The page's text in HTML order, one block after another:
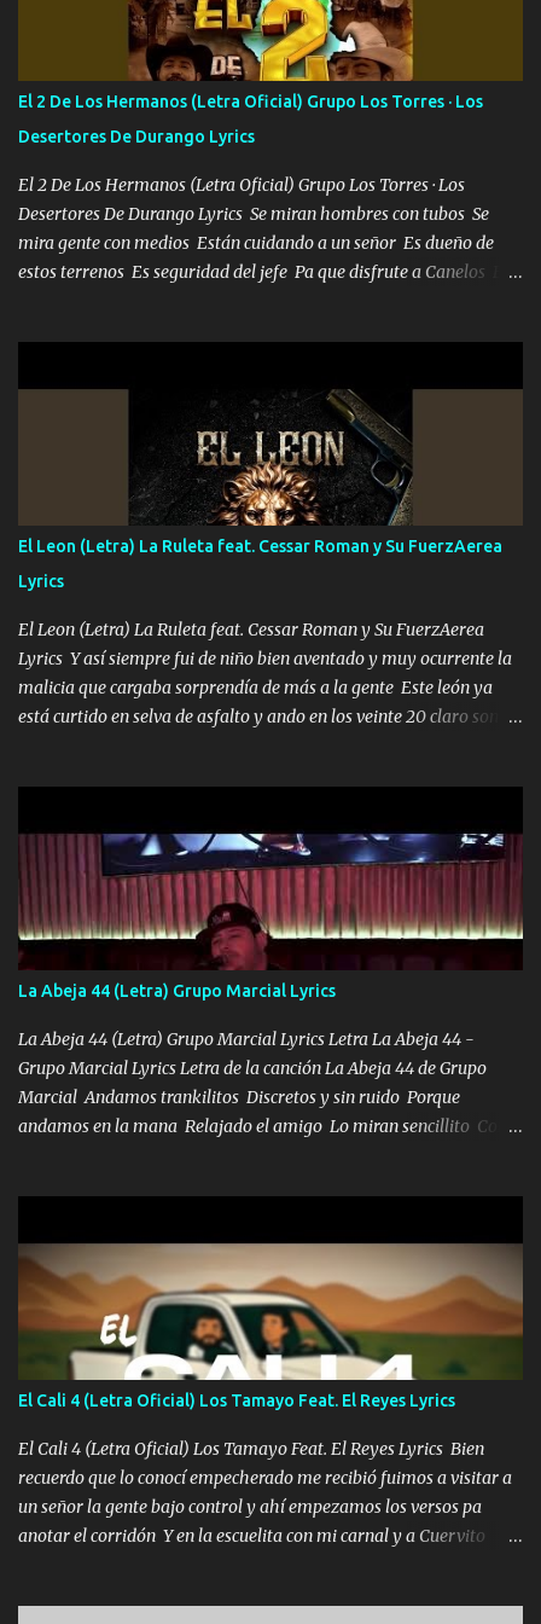
más brilla, lo ves Pa' mi la vida es tan sencilla No lo entenderías en
tu vida, y está bien Porque lo que tengo nadie lo tiene Una me está
escribiendo y la otra me va a llamar Quiere que vaya a verla y que
la invite a cenar Otras más me están pidiendo que las saque a
bailar Pero es que tengo un par de conciertos más que llenar Se
mueven solo por el interés P...
El 2 De Los Hermanos (Letra Oficial) Grupo Los Torres · Los
Desertores De Durango Lyrics
El 2 De Los Hermanos (Letra Oficial) Grupo Los Torres · Los
Desertores De Durango Lyrics Se miran hombres con tubos Se
mira gente con medios Están cuidando a un señor Es dueño de
estos terrenos Es seguridad del jefe Pa que disfrute a Canelos Es
ni tampoco las mujeres porque es platica de grandes por eso hay
que estar alegres doy las instrucciones para atender los deberes
Música Si es que salta algún problema de confianza tengo gente
ahí está el Hombre Cuarenta y también Pariente 7 arreglan
cualquier problema no más es cuestión que ordené NOS HACE
FALTA UN HERMANO DE CLAVE ERA EL 24 SIEMPRE FUE UN
HOMBRE VALIENTE POR ALGO M'URIÓ PELEAND0 SIEMPRE
VIO POR LA FAMILIA PARA QUE SIGA EL LEGADO Es el DOS de
los HERMANOS un cerebro inteligente y com...
El Leon (Letra) La Ruleta feat. Cessar Roman y Su FuerzAerea
Lyrics
El Leon (Letra) La Ruleta feat. Cessar Roman y Su FuerzAerea
Lyrics Y así siempre fui de niño bien aventado y muy ocurrente la
malicia que cargaba sorprendía de más a la gente Este león ya
está curtido en selva de asfalto y ando en los veinte 20 claro son
pa más pues hay charola les voy a dar hasta topar pues no hay de
otra Música Surcando bien mi camino voy por mi línea no veo a
los lados aquel que no corre vuela no se me duerm voy chicoteado
Ya pasé varias hazañas ya tienen rato que me agarran el colmillo
de este León los estatales no sé esperaron Al tiro esta la PrimiZa
también la nueve que cargo al lado doy la mano al que su amigo y
al traicionero damos pa abajo Y No me paran aquí hay pa más
pues hay charola les voy a dar hasta topar pues no hay de otra...
La Abeja 44 (Letra) Grupo Marcial Lyrics
La Abeja 44 (Letra) Grupo Marcial Lyrics Letra La Abeja 44 -
Grupo Marcial Lyrics Letra de la canción La Abeja 44 de Grupo
Marcial Andamos trankilitos Discretos y sin ruido Porque
andamos en la mana Relajado el amigo Lo miran sencillito Con
coronamos Se jala los marciales Y sus guitarras ya van sonando
Un gallardo me prendo Para agarrar el vuelo y la mente y
tranquilizando Tomense un buen trago Y así es como empezamos
los versos que voy cantando (Music) A vido alta y bajas La carreta
se atora Pero nunca le aflojamos Ya me han pasado cosas Y
aunque ustedes no sepan Pero la vida es muy corta Hay que
echarle chingazos Y seguir trabajando porque nada es...
El Cali 4 (Letra Oficial) Los Tamayo Feat. El Reyes Lyrics
El Cali 4 (Letra Oficial) Los Tamayo Feat. El Reyes Lyrics Bien
recuerdo que lo conocí empecherado me recibió fuimos a visitar a
un señor la gente bajo control y ahí empezamos los versos pa
anotar el corridón Y en la escuelita con mi carnal y a Cuervito